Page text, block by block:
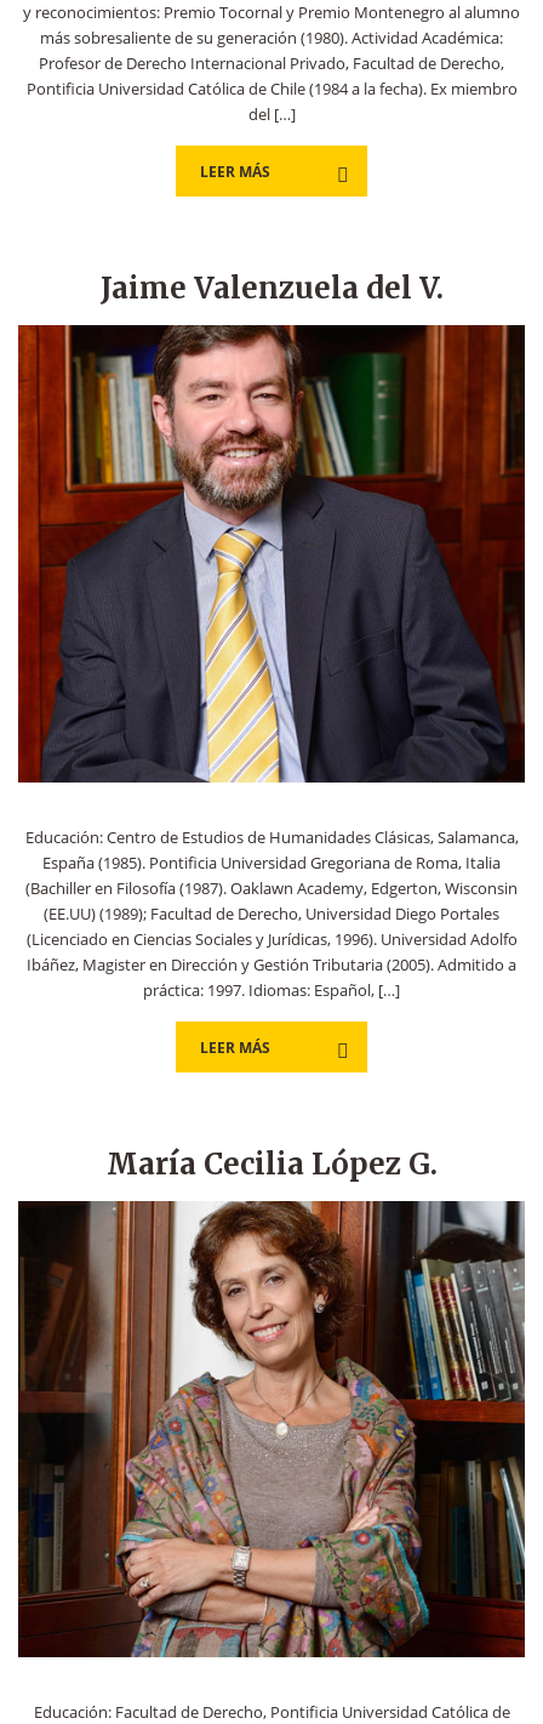
y reconocimientos: Premio Tocornal y Premio Montenegro al alumno
más sobresaliente de su generación (1980). Actividad Académica:
Profesor de Derecho Internacional Privado, Facultad de Derecho,
Pontificia Universidad Católica de Chile (1984 a la fecha). Ex miembro
del […]
LEER MÁS
Jaime Valenzuela del V.
Educación: Centro de Estudios de Humanidades Clásicas, Salamanca,
España (1985). Pontificia Universidad Gregoriana de Roma, Italia
(Bachiller en Filosofía (1987). Oaklawn Academy, Edgerton, Wisconsin
(EE.UU) (1989); Facultad de Derecho, Universidad Diego Portales
(Licenciado en Ciencias Sociales y Jurídicas, 1996). Universidad Adolfo
Ibáñez, Magister en Dirección y Gestión Tributaria (2005). Admitido a
práctica: 1997. Idiomas: Español, […]
LEER MÁS
María Cecilia López G.
Educación: Facultad de Derecho, Pontificia Universidad Católica de